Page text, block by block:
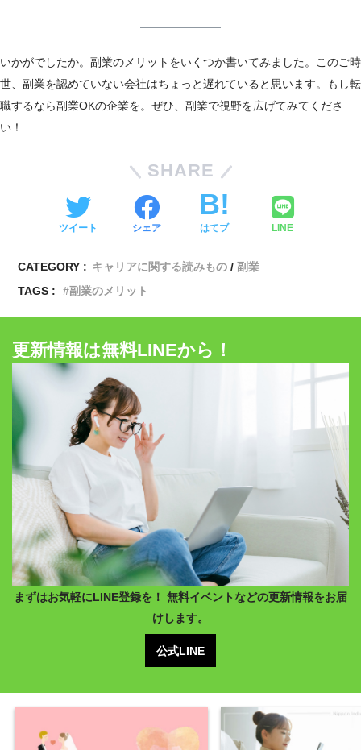
いかがでしたか。副業のメリットをいくつか書いてみました。このご時
世、副業を認めていない会社はちょっと遅れていると思います。もし転
職するなら副業OKの企業を。ぜひ、副業で視野を広げてみてくださ
い！
SHARE
ツイート シェア はてブ LINE
CATEGORY : キャリアに関する読みもの
副業
TAGS :
副業のメリット
更新情報は無料LINEから！
まずはお気軽にLINE登録を！ 無料イベントなどの更新情報をお届
けします。
公式LINE